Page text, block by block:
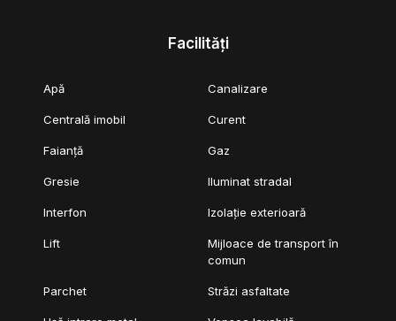
Facilități
Apă Canalizare
Centrală imobil Curent
Faianță Gaz
Gresie Iluminat stradal
Interfon Izolație exterioară
Lift
Mijloace de transport în
comun
Parchet Străzi asfaltate